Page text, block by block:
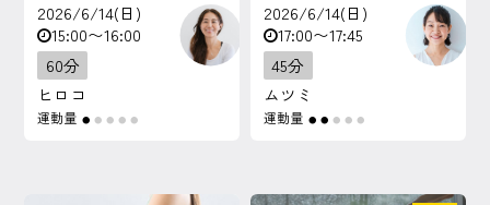
2026/6/14(日)
15:00〜16:00
60分
ヒロコ
運動量 ● ● ● ● ●
2026/6/14(日)
17:00〜17:45
45分
ムツミ
運動量 ● ● ● ● ●